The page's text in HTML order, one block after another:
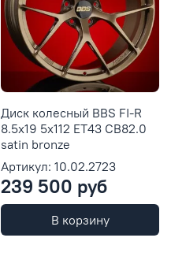
Диск колесный BBS FI-R
8.5x19 5x112 ET43 CB82.0
satin bronze
Артикул: 10.02.2723
239 500 руб
В корзину